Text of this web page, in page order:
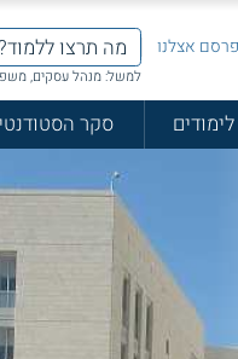
אצלנו
למשל: מנהל עסקים,
סקר